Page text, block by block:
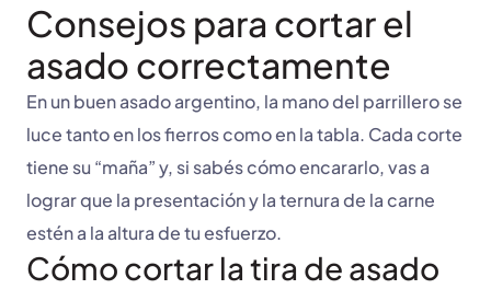
Consejos para cortar el
asado correctamente
En un buen asado argentino, la mano del parrillero se
luce tanto en los fierros como en la tabla. Cada corte
tiene su “maña” y, si sabés cómo encararlo, vas a
lograr que la presentación y la ternura de la carne
estén a la altura de tu esfuerzo.
Cómo cortar la tira de asado